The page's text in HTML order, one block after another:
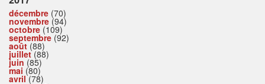
décembre (70)
novembre (94)
octobre (109)
septembre (92)
août (88)
juillet(88)
juin (85)
mai (80)
avril(78)